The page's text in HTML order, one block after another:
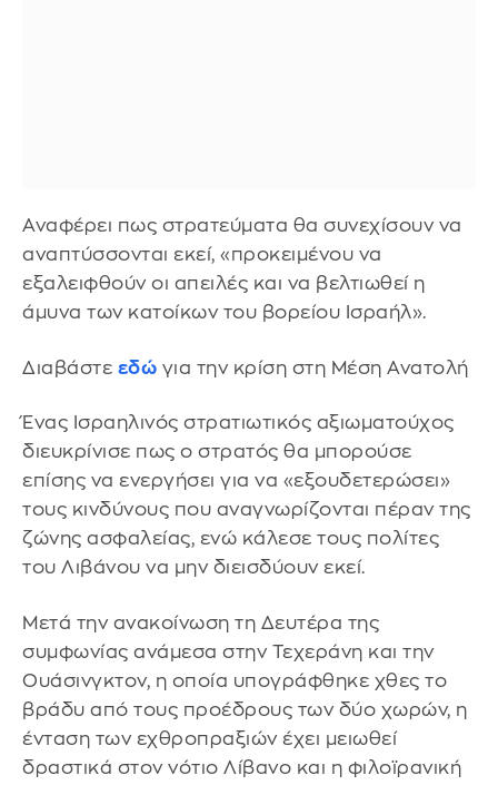
Αναφέρει πως στρατεύματα θα συνεχίσουν να
αναπτύσσονται εκεί, «προκειμένου να
εξαλειφθούν οι απειλές και να βελτιωθεί η
άμυνα των κατοίκων του βορείου Ισραήλ».
Διαβάστε εδώ για την κρίση στη Μέση Ανατολή
Ένας Ισραηλινός στρατιωτικός αξιωματούχος
διευκρίνισε πως ο στρατός θα μπορούσε
επίσης να ενεργήσει για να «εξουδετερώσει»
τους κινδύνους που αναγνωρίζονται πέραν της
ζώνης ασφαλείας, ενώ κάλεσε τους πολίτες
του Λιβάνου να μην διεισδύουν εκεί.
Μετά την ανακοίνωση τη Δευτέρα της
συμφωνίας ανάμεσα στην Τεχεράνη και την
Ουάσινγκτον, η οποία υπογράφθηκε χθες το
βράδυ από τους προέδρους των δύο χωρών, η
ένταση των εχθροπραξιών έχει μειωθεί
δραστικά στον νότιο Λίβανο και η φιλοϊρανική